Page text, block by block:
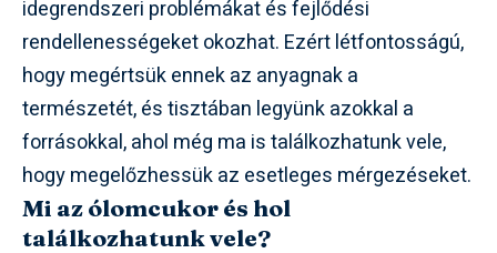
idegrendszeri problémákat és fejlődési
rendellenességeket okozhat. Ezért létfontosságú,
hogy megértsük ennek az anyagnak a
természetét, és tisztában legyünk azokkal a
forrásokkal, ahol még ma is találkozhatunk vele,
hogy megelőzhessük az esetleges mérgezéseket.
Mi az ólomcukor és hol
találkozhatunk vele?